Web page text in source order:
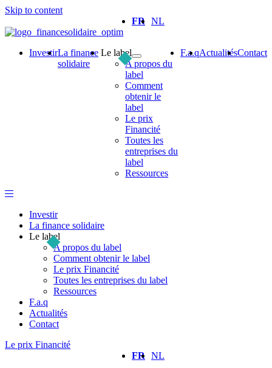
Skip to content
FR
NL
InvestirLa finance
solidaire
Le label
A propos du
label
Comment
obtenir le
label
Le prix
Financité
Toutes les
entreprises du
label
Ressources
F.a.qActualitésContact
Investir
La finance solidaire
Le label
A propos du label
Comment obtenir le label
Le prix Financité
Toutes les entreprises du label
Ressources
F.a.q
Actualités
Contact
Le prix Financité
FR
NL